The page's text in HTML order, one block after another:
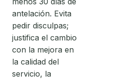
antelación. Evita
pedir disculpas;
justifica el cambio
con la mejora en
la calidad del
servicio, la